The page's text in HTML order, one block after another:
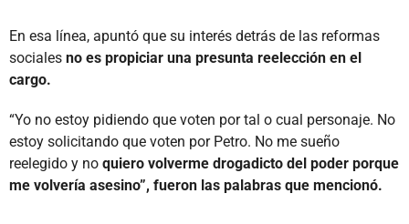
En esa línea, apuntó que su interés detrás de las reformas
sociales no es propiciar una presunta reelección en el
cargo.
“Yo no estoy pidiendo que voten por tal o cual personaje. No
estoy solicitando que voten por Petro. No me sueño
reelegido y no quiero volverme drogadicto del poder porque
me volvería asesino”, fueron las palabras que mencionó.